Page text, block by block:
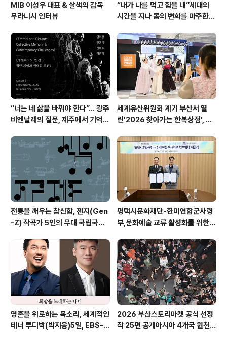
MIB 이성우 대표 & 살색의 감독
무라니시 인터뷰
“내가 나를 먹고 힘을 내”세대의
시간을 지나 몸의 변화를 마주한다
“너는 네 삶을 바꿔야 한다”… 광주
비엔날레의 질문, 제주에서 기억의
주비엔날레 몽골관 연계 프로그램
《영원하고도 먼 것: 집단 기억과 현
세계유산위원회 계기 부산서 열
린'2026 찾아가는 한복상점', 역
전통을 깨우는 참신함, 젠지(Gen
-Z) 작곡가 5인의 무대 국립국악
평택시문화재단-한미연합군사령
부,문화예술 교류 활성화를 위한
영혼을 위로하는 목소리, 세계적인
테너 루디박(박지응)5일, EBS-F
2026 부산스토리마켓 공식 선정
작 25편 공개아시아 4개국 원천 I